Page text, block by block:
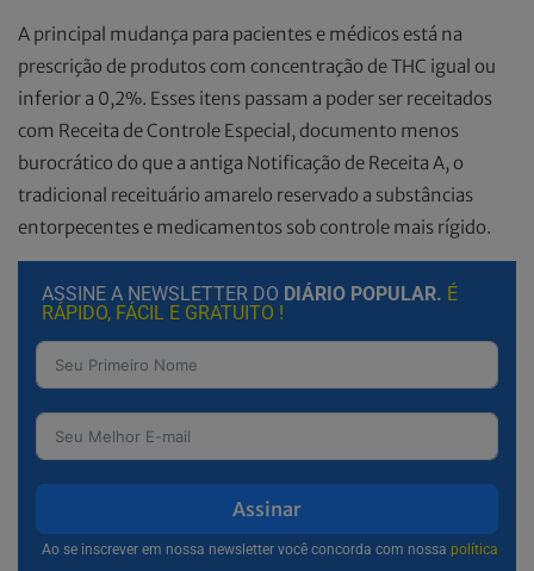
A principal mudança para pacientes e médicos está na
prescrição de produtos com concentração de THC igual ou
inferior a 0,2%. Esses itens passam a poder ser receitados
com Receita de Controle Especial, documento menos
burocrático do que a antiga Notificação de Receita A, o
tradicional receituário amarelo reservado a substâncias
entorpecentes e medicamentos sob controle mais rígido.
ASSINE A NEWSLETTER DO DIÁRIO POPULAR. É
RÁPIDO, FÁCIL E GRATUITO !
Assinar
Ao se inscrever em nossa newsletter você concorda com nossa política